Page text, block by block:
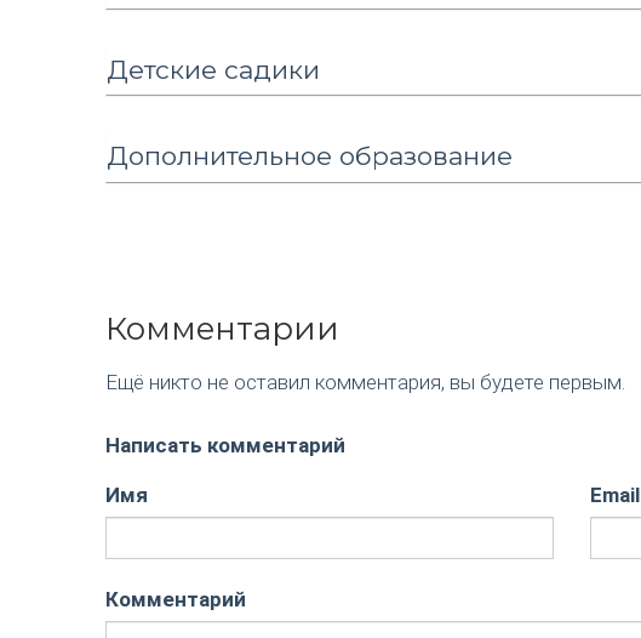
Детские садики
Дополнительное образование
Комментарии
Ещё никто не оставил комментария, вы будете первым.
Написать комментарий
Имя Email
Комментарий